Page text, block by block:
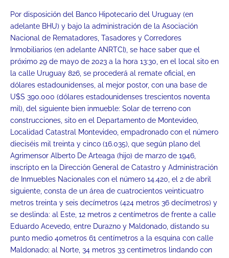
Por disposición del Banco Hipotecario del Uruguay (en
adelante BHU) y bajo la administración de la Asociación
Nacional de Rematadores, Tasadores y Corredores
Inmobiliarios (en adelante ANRTCI), se hace saber que el
próximo 29 de mayo de 2023 a la hora 13:30, en el local sito en
la calle Uruguay 826, se procederá al remate oficial, en
dólares estadounidenses, al mejor postor, con una base de
U$S 390.000 (dólares estadounidenses trescientos noventa
mil), del siguiente bien inmueble: Solar de terreno con
construcciones, sito en el Departamento de Montevideo,
Localidad Catastral Montevideo, empadronado con el número
dieciséis mil treinta y cinco (16.035), que según plano del
Agrimensor Alberto De Arteaga (hijo) de marzo de 1946,
inscripto en la Dirección General de Catastro y Administración
de Inmuebles Nacionales con el número 14.420, el 2 de abril
siguiente, consta de un área de cuatrocientos veinticuatro
metros treinta y seis decímetros (424 metros 36 decímetros) y
se deslinda: al Este, 12 metros 2 centímetros de frente a calle
Eduardo Acevedo, entre Durazno y Maldonado, distando su
punto medio 40metros 61 centímetros a la esquina con calle
Maldonado; al Norte, 34 metros 33 centímetros lindando con